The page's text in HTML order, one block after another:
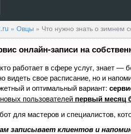
» Овцы » Что нужно знать о зимнем
онлайн-записи на
работает в сфере услуг, знает —
видеть свое расписание, но и
и оптимальный вариант:
пользователей первый месяц
для мастеров и специалистов,
записывает клиентов и